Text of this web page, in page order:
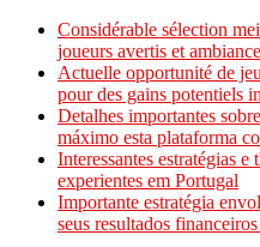
Considérable sélection
joueurs avertis et
Actuelle opportunité de
pour des gains potentiels
Detalhes importantes
máximo esta plataforma
Interessantes estratégias
experientes em Portugal
Importante estratégia
seus resultados